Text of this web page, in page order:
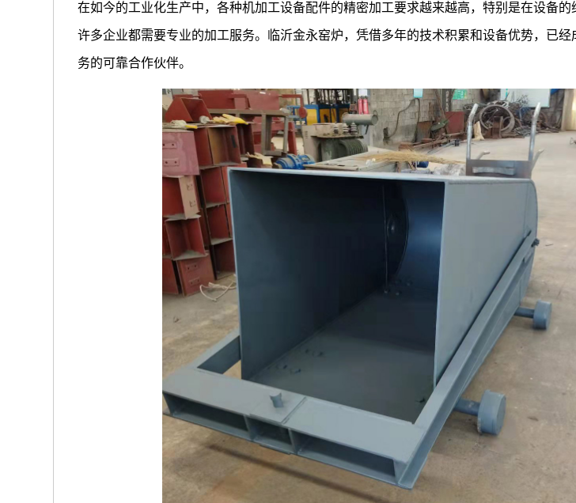
在如今的工业化生产中，各种机加工设备配件的精密加工要求越来越高，特别是在设备的
许多企业都需要专业的加工服务。临沂金永窑炉，凭借多年的技术积累和设备优势，已
务的可靠合作伙伴。